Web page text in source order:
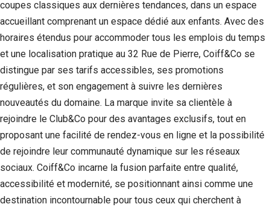
coupes classiques aux dernières tendances, dans un espace
accueillant comprenant un espace dédié aux enfants. Avec des
horaires étendus pour accommoder tous les emplois du temps
et une localisation pratique au 32 Rue de Pierre, Coiff&Co se
distingue par ses tarifs accessibles, ses promotions
régulières, et son engagement à suivre les dernières
nouveautés du domaine. La marque invite sa clientèle à
rejoindre le Club&Co pour des avantages exclusifs, tout en
proposant une facilité de rendez-vous en ligne et la possibilité
de rejoindre leur communauté dynamique sur les réseaux
sociaux. Coiff&Co incarne la fusion parfaite entre qualité,
accessibilité et modernité, se positionnant ainsi comme une
destination incontournable pour tous ceux qui cherchent à